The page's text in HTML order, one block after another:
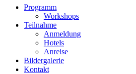
Programm
Workshops
Teilnahme
Anmeldung
Hotels
Anreise
Bildergalerie
Kontakt